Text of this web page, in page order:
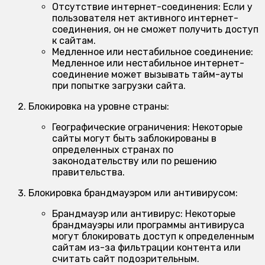
Отсутствие интернет-соединения: Если у
пользователя нет активного интернет-
соединения, он не сможет получить доступ
к сайтам.
Медленное или нестабильное соединение:
Медленное или нестабильное интернет-
соединение может вызывать тайм-ауты
при попытке загрузки сайта.
Блокировка на уровне страны:
Географические ограничения: Некоторые
сайты могут быть заблокированы в
определенных странах по
законодательству или по решению
правительства.
Блокировка брандмауэром или антивирусом:
Брандмауэр или антивирус: Некоторые
брандмауэры или программы антивируса
могут блокировать доступ к определенным
сайтам из-за фильтрации контента или
считать сайт подозрительным.